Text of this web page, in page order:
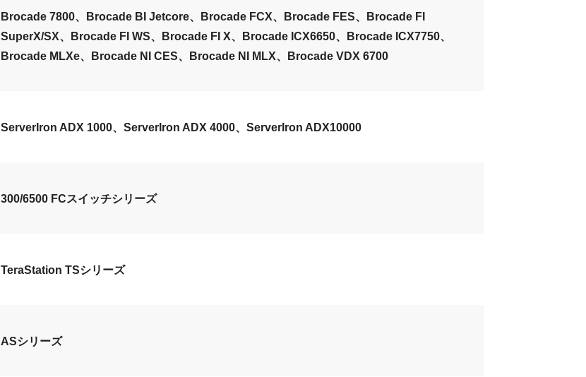
Brocade 7800、Brocade BI Jetcore、Brocade FCX、Brocade FES、Brocade FI
SuperX/SX、Brocade FI WS、Brocade FI X、Brocade ICX6650、Brocade ICX7750、
Brocade MLXe、Brocade NI CES、Brocade NI MLX、Brocade VDX 6700
ServerIron ADX 1000、ServerIron ADX 4000、ServerIron ADX10000
300/6500 FCスイッチシリーズ
TeraStation TSシリーズ
ASシリーズ